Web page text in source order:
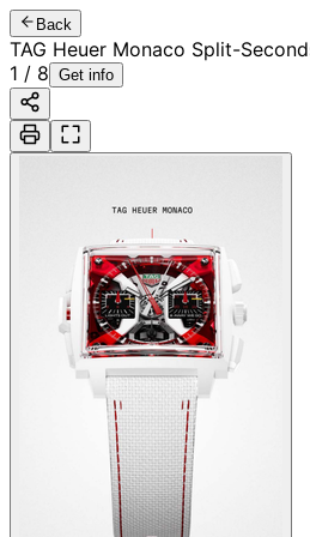
Back
TAG Heuer Monaco Split-
1 / 8 Get info